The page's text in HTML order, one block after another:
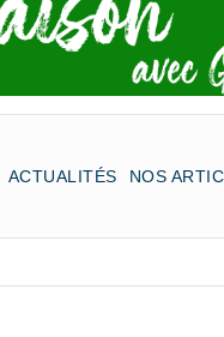
ACTUALITÉS NOS